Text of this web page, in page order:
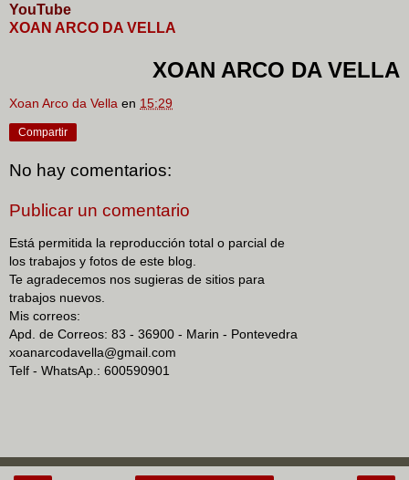
YouTube
XOAN ARCO DA VELLA
XOAN ARCO DA VELLA
Xoan Arco da Vella en 15:29
Compartir
No hay comentarios:
Publicar un comentario
Está permitida la reproducción total o parcial de
los trabajos y fotos de este blog.
Te agradecemos nos sugieras de sitios para
trabajos nuevos.
Mis correos:
Apd. de Correos: 83 - 36900 - Marin - Pontevedra
xoanarcodavella@gmail.com
Telf - WhatsAp.: 600590901